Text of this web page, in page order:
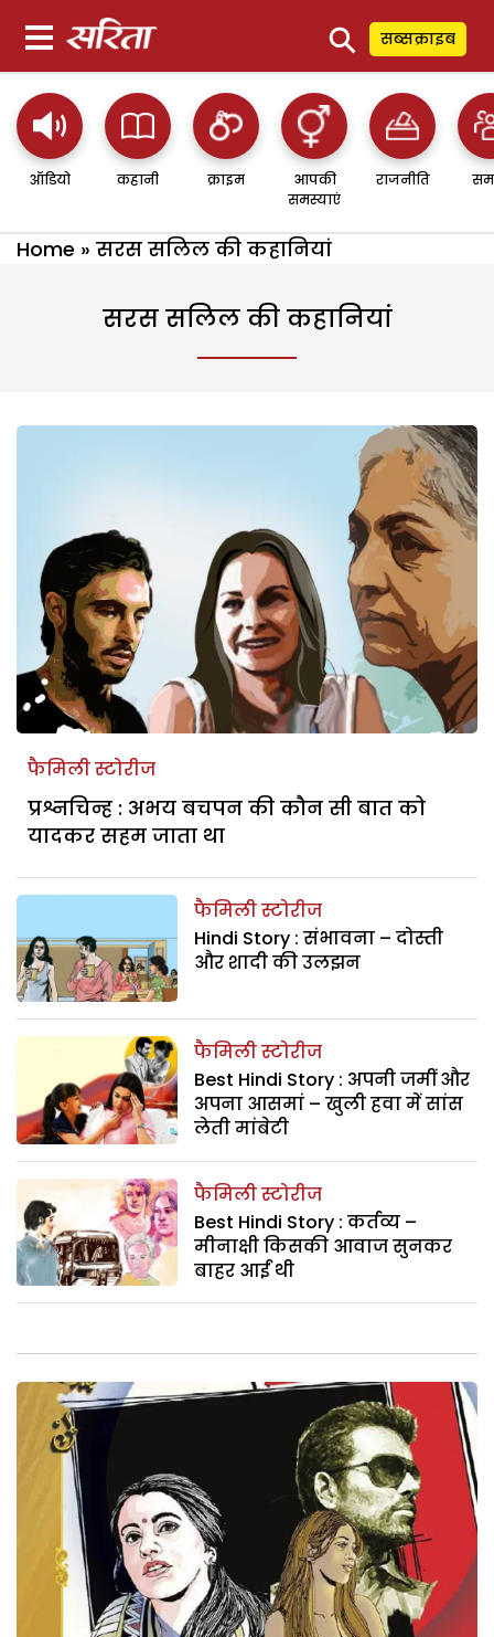
⚲ सब्सक्राइब
ऑडियो कहानी क्राइम
आपकी
समस्याएं
राजनीति
Home » सरस सलिल की कहानियां
सरस सलिल की कहानियां
फैमिली स्टोरीज
प्रश्नचिन्ह : अभय बचपन की कौन सी बात को
यादकर सहम जाता था
फैमिली स्टोरीज
Hindi Story : संभावना – दोस्ती
और शादी की उलझन
फैमिली स्टोरीज
Best Hindi Story : अपनी जमीं और
अपना आसमां – खुली हवा में सांस
लेती मांबेटी
फैमिली स्टोरीज
Best Hindi Story : कर्तव्य –
मीनाक्षी किसकी आवाज सुनकर
बाहर आईं थी